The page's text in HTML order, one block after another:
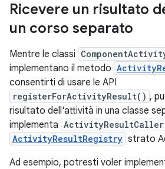
Ricevere un risultato
un corso separato
Mentre le classi
implementano il metodo
consentirti di usare le API
registerForActivityResult() ,
risultato dell'attività in una classe
implementa ActivityResultCaller
ActivityResultRegistry strato
Ad esempio, potresti voler